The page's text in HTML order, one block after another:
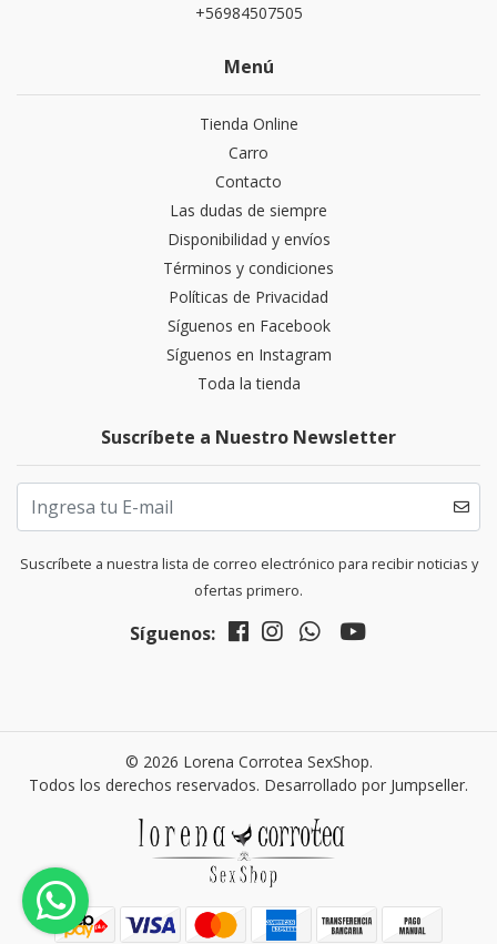
+56984507505
Menú
Tienda Online
Carro
Contacto
Las dudas de siempre
Disponibilidad y envíos
Términos y condiciones
Políticas de Privacidad
Síguenos en Facebook
Síguenos en Instagram
Toda la tienda
Suscríbete a Nuestro Newsletter
Suscríbete a nuestra lista de correo electrónico para recibir noticias y
ofertas primero.
Síguenos:
© 2026 Lorena Corrotea SexShop.
Todos los derechos reservados. Desarrollado por Jumpseller.